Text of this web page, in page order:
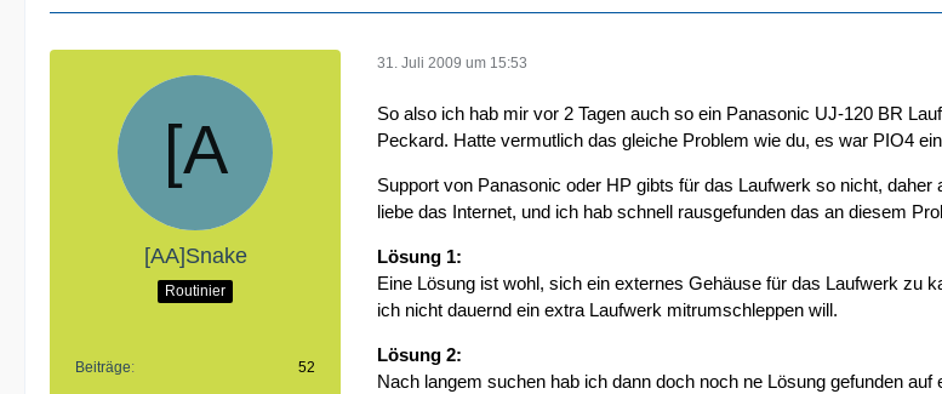
[AA]Snake
Routinier
Beiträge 52
31. Juli 2009 um 15:53
So also ich hab mir vor 2 Tagen auch so ein Panasonic UJ-120 BR
Peckard. Hatte vermutlich das gleiche Problem wie du, es war PIO4
Support von Panasonic oder HP gibts für das Laufwerk so nicht,
liebe das Internet, und ich hab schnell rausgefunden das an diesem
Lösung 1:
Eine Lösung ist wohl, sich ein externes Gehäuse für das Laufwerk zu
ich nicht dauernd ein extra Laufwerk mitrumschleppen will.
Lösung 2:
Nach langem suchen hab ich dann doch noch ne Lösung gefunden